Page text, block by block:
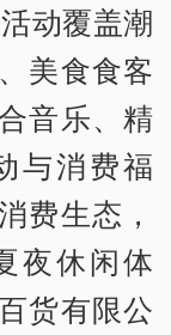
动覆盖潮
美食食客
音乐、精
与消费福
费生态，
夜休闲体
货有限公